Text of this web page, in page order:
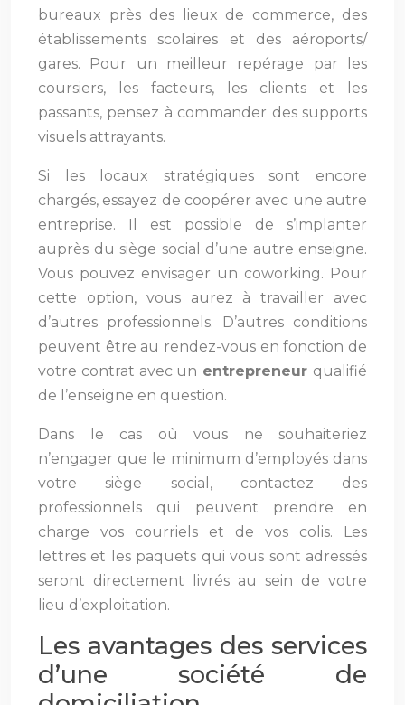
bureaux près des lieux de commerce, des
établissements scolaires et des aéroports/
gares. Pour un meilleur repérage par les
coursiers, les facteurs, les clients et les
passants, pensez à commander des supports
visuels attrayants.
Si les locaux stratégiques sont encore
chargés, essayez de coopérer avec une autre
entreprise. Il est possible de s’implanter
auprès du siège social d’une autre enseigne.
Vous pouvez envisager un coworking. Pour
cette option, vous aurez à travailler avec
d’autres professionnels. D’autres conditions
peuvent être au rendez-vous en fonction de
votre contrat avec un entrepreneur qualifié
de l’enseigne en question.
Dans le cas où vous ne souhaiteriez
n’engager que le minimum d’employés dans
votre siège social, contactez des
professionnels qui peuvent prendre en
charge vos courriels et de vos colis. Les
lettres et les paquets qui vous sont adressés
seront directement livrés au sein de votre
lieu d’exploitation.
Les avantages des services
d’une société de